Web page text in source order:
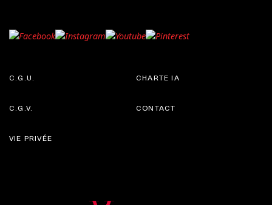
C.G.U.
C.G.V.
CHARTE IA
CONTACT
VIE PRIVÉE